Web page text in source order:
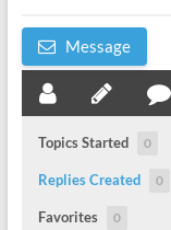
Message
Topics Started 0
Replies Created 0
Favorites 0